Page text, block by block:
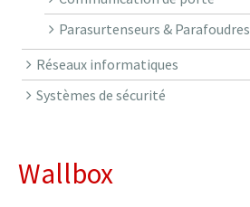
Parasurtenseurs & Parafoudres
Réseaux informatiques
Systèmes de sécurité
Wallbox